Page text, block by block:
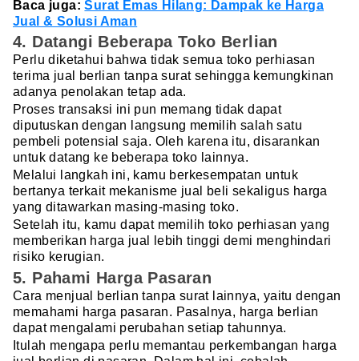
Baca juga:Surat Emas Hilang: Dampak ke Harga
Jual & Solusi Aman
4. Datangi Beberapa Toko Berlian
Perlu diketahui bahwa tidak semua toko perhiasan
terima jual berlian tanpa surat sehingga kemungkinan
adanya penolakan tetap ada.
Proses transaksi ini pun memang tidak dapat
diputuskan dengan langsung memilih salah satu
pembeli potensial saja. Oleh karena itu, disarankan
untuk datang ke beberapa toko lainnya.
Melalui langkah ini, kamu berkesempatan untuk
bertanya terkait mekanisme jual beli sekaligus harga
yang ditawarkan masing-masing toko.
Setelah itu, kamu dapat memilih toko perhiasan yang
memberikan harga jual lebih tinggi demi menghindari
risiko kerugian.
5. Pahami Harga Pasaran
Cara menjual berlian tanpa surat lainnya, yaitu dengan
memahami harga pasaran. Pasalnya, harga berlian
dapat mengalami perubahan setiap tahunnya.
Itulah mengapa perlu memantau perkembangan harga